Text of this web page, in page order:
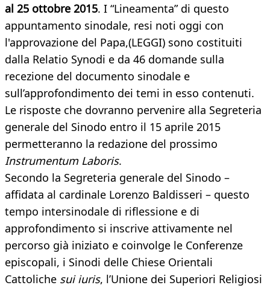
al 25 ottobre 2015. I “Lineamenta” di questo
appuntamento sinodale, resi noti oggi con
l'approvazione del Papa,(LEGGI) sono costituiti
dalla Relatio Synodi e da 46 domande sulla
recezione del documento sinodale e
sull’approfondimento dei temi in esso contenuti.
Le risposte che dovranno pervenire alla Segreteria
generale del Sinodo entro il 15 aprile 2015
permetteranno la redazione del prossimo
Instrumentum Laboris.
Secondo la Segreteria generale del Sinodo –
affidata al cardinale Lorenzo Baldisseri – questo
tempo intersinodale di riflessione e di
approfondimento si inscrive attivamente nel
percorso già iniziato e coinvolge le Conferenze
episcopali, i Sinodi delle Chiese Orientali
Cattoliche sui iuris, l’Unione dei Superiori Religiosi